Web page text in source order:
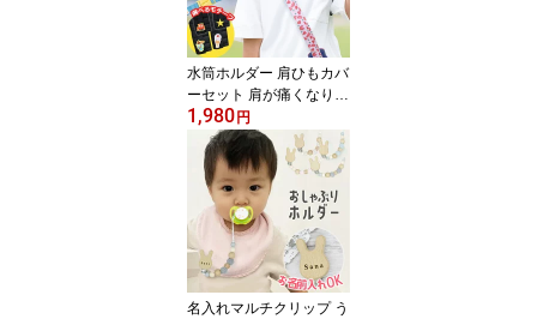
り物 プレゼント 送料無
料 プレゼント直送 ラッ
ピング
水筒ホルダー 肩ひもカバ
ーセット 肩が痛くなりに
くい 通学用 痛み 軽減 パ
ッド 子供用 ベルトカバ
ー 幼稚園 保育園 小学生
ワンポイント ペットボト
ルホルダー ボトルストラ
ップ マグホルダー ホル
ダー シリコン 便利 お散
歩 男の子 女の子 キッズ
大人 長さ調整 水筒 遠足
1,980円
名入れマルチクリップ う